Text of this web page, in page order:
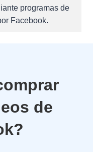
programas de
Facebook.
de